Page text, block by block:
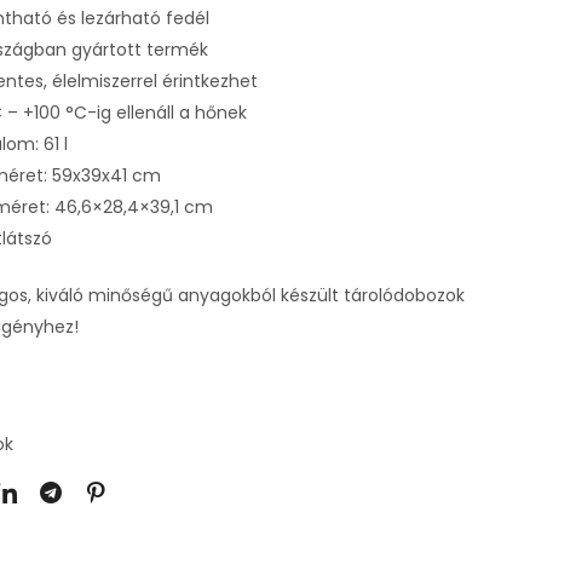
és lezárható fedél
gyártott termék
élelmiszerrel érintkezhet
+100 °C-ig ellenáll a hőnek
61 l
59x39x41 cm
46,6×28,4×39,1 cm
kiváló minőségű anyagokból készült tárolódobozok